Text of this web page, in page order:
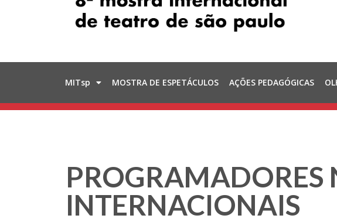
MITsp MOSTRA DE ESPETÁCULOS AÇÕES PEDAGÓGICAS
PROGRAMADORES
INTERNACIONAIS